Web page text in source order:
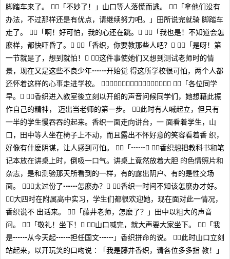
脚踏车来了。 「不妙了！」山口等人落慌而逃。 「拿他们没有
办法，不过那样还是有优点，请继续努力吧。」田所说完就骑 脚踏车
走了。 「啊！好可怕，我的心还在跳。」 「我也是！不知道会怎
麽样，都快吓昏了。」 「香织，你要教那些人吧？」 「是呀！第
一节就是了，想到就怕！」 这件事使她们又想到测试老师时的情
景，现在又是这些不良少年┅┅开始觉 得这所学校很可怕，两个人都
还怀着这样的心事走进学校。 ３－２ 「各位同学
早。」 香织进入教室後立刻以开朗的声音问候同学们，她想藉此振
作自己的精神， 迈出当老师的第一步。 此时有人喊起立，但只有
一半的学生慢吞吞的起来。香织一面走向讲台，一 面看着学生，山
口，田中等人坐在椅子上不动，而且露出不怀好意的笑容看着香 织，
好像有什麽阴谋，让人感到可怕。 「┅┅」 香织想把教科书和笔
记本放在讲桌上时，倒吸一口气。讲桌上竟然放着大胆 的色情照片和
杂志，是和测验那天所看到的一样，有的露出阴户、有的是性交场
面。 （太过份了┅┅怎麽办？） 香织一时间不知该怎麽办才好。
大四时在附属高中实习，学生们都很欢迎她，现在面对此一情况，
香织说不 出话来。 「藤井老师，怎麽了？」田中以粗大的声音
问。 「敬礼！坐下！」 山口喊完，就大声要大家坐下。 「我
是┅┅从今天起┅┅担任国文┅┅」香织拼命的说。 此时山口立刻
站起来，以开玩笑的口吻说∶「我是藤井香织，请各位多多指 教！」